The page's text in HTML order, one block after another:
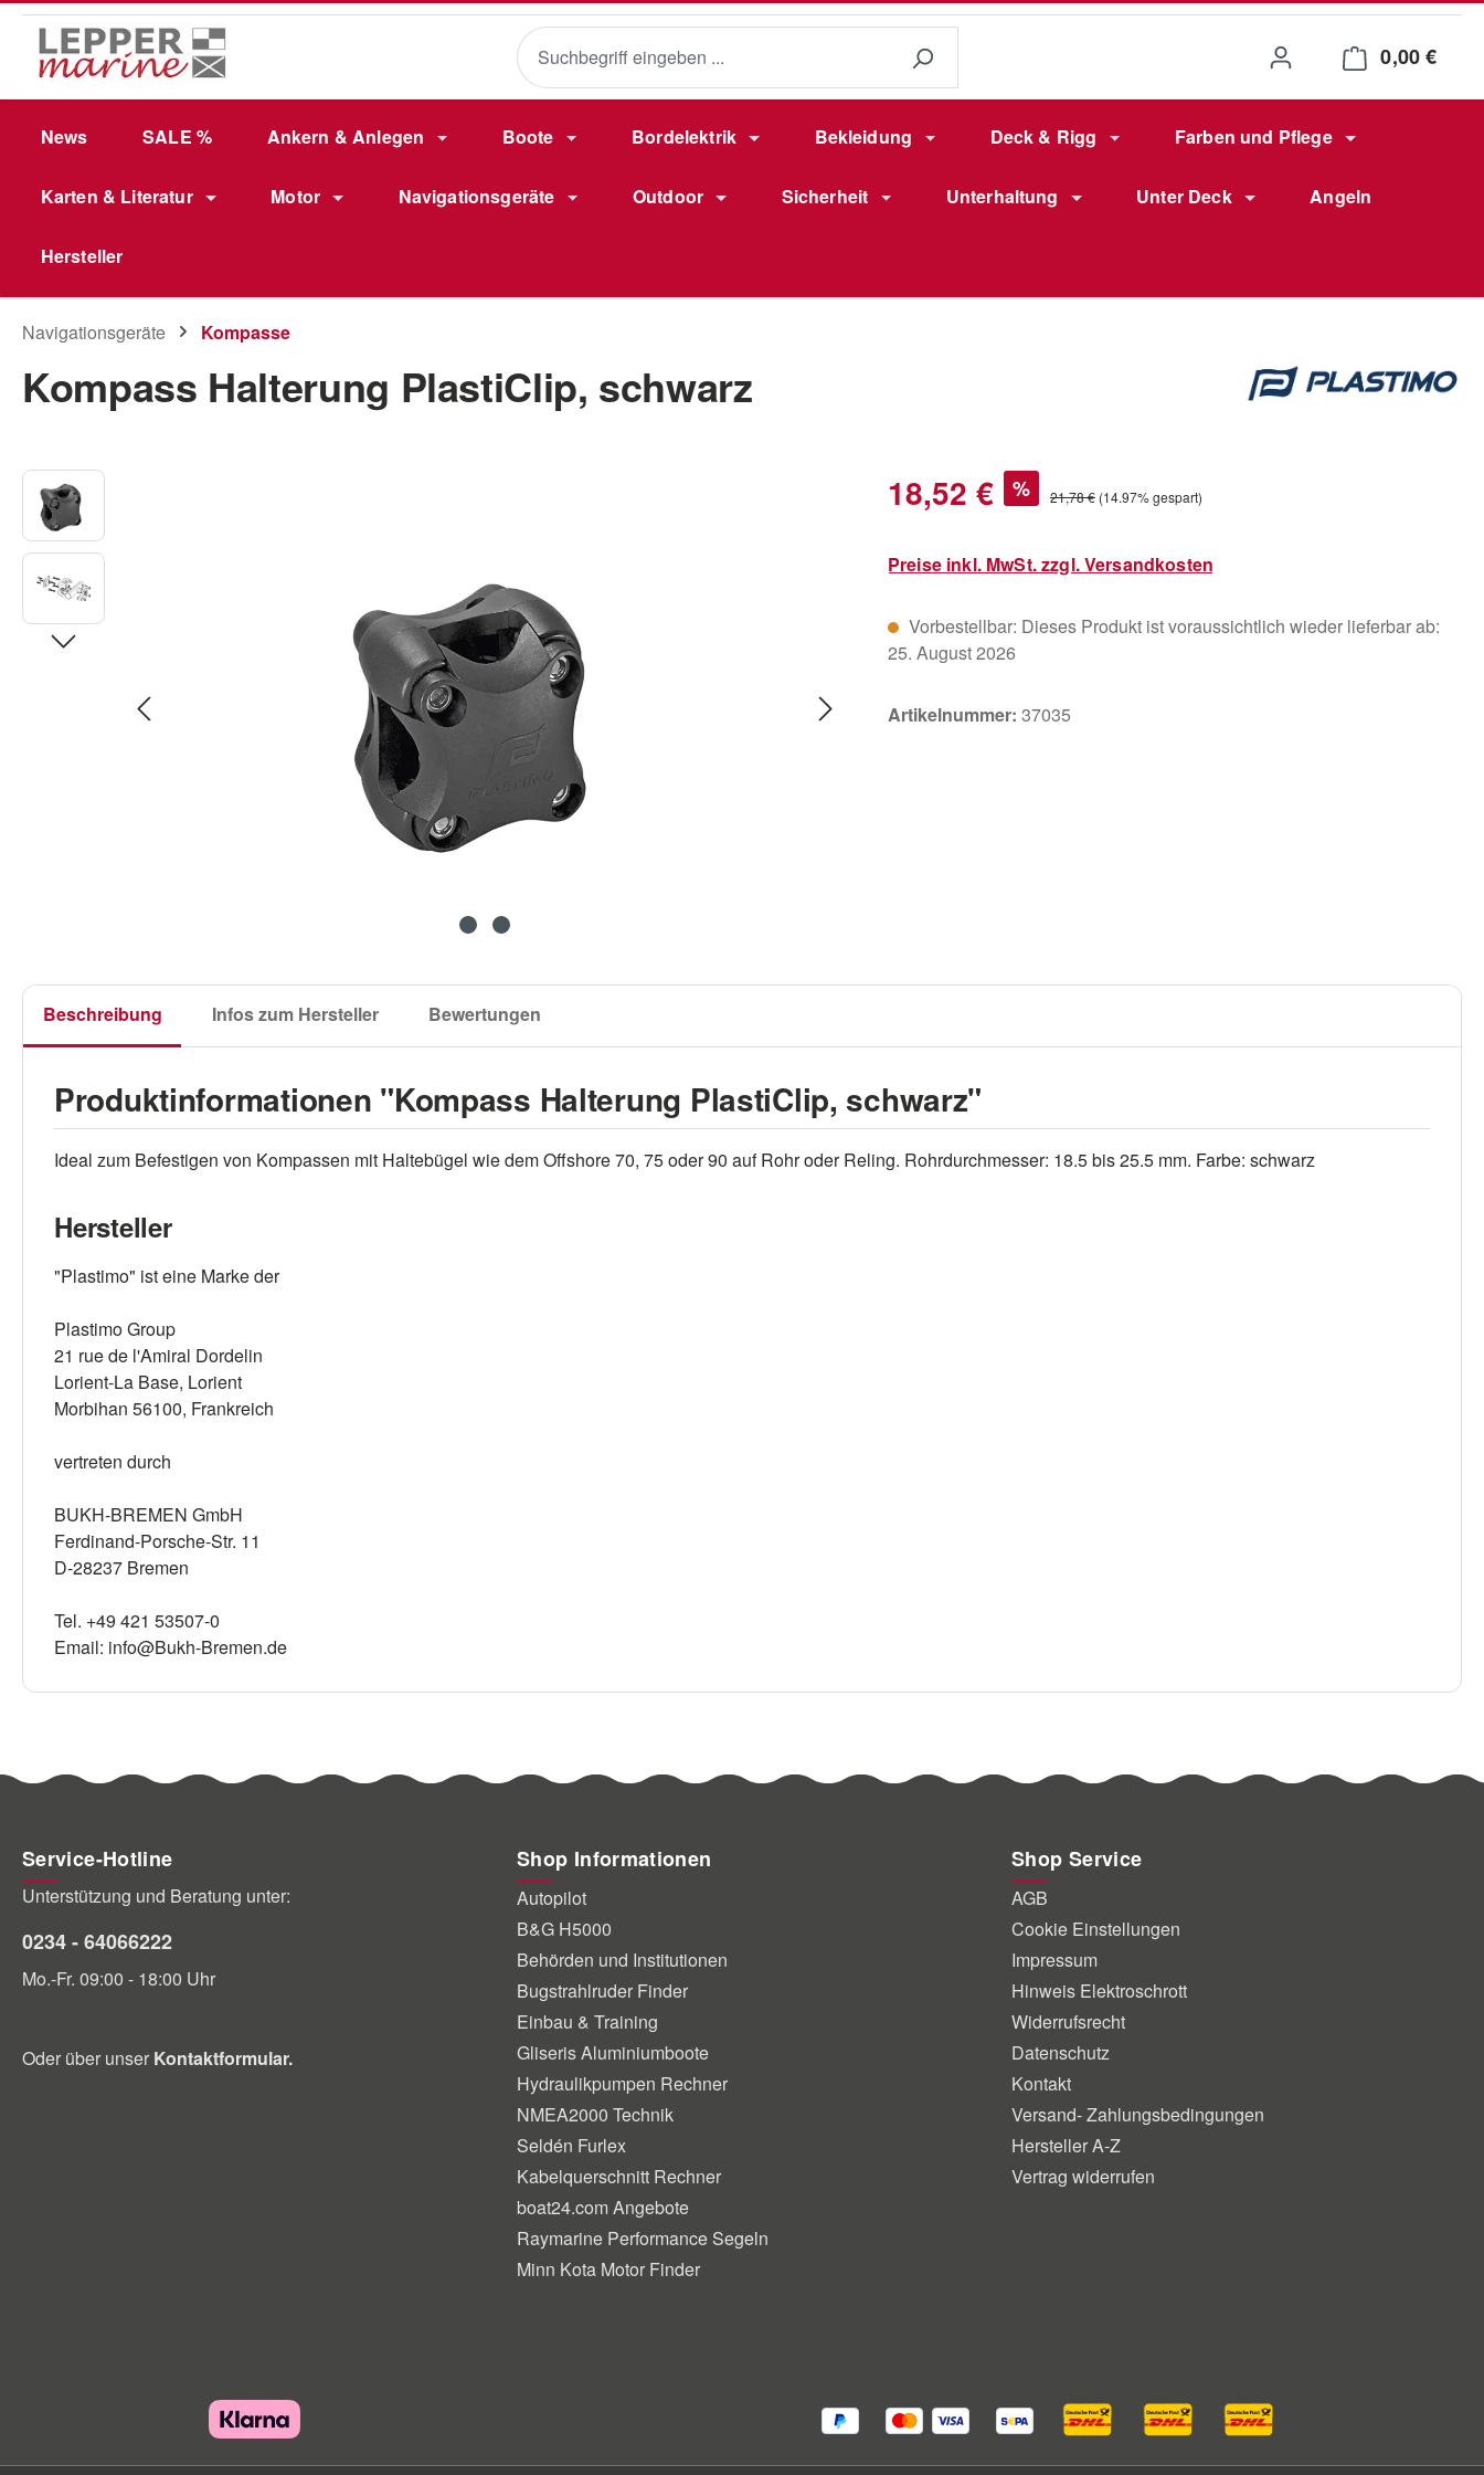
Hauptinhalt springen
Zur Suche springen
Zur Hauptnavigation springen
0,00 €
News SALE % Ankern & Anlegen Boote Bordelektrik Bekleidung Deck & Rigg Farben und Pflege
Karten & Literatur Motor Navigationsgeräte Outdoor Sicherheit Unterhaltung Unter Deck Angeln
Hersteller
Navigationsgeräte Kompasse
Kompass Halterung PlastiClip, schwarz
Bildergalerie überspringen Verkaufspreis:
18,52 € % Regulärer Preis:
21,78 € (14.97% gespart)
Preise inkl. MwSt. zzgl. Versandkosten
Vorbestellbar: Dieses Produkt ist voraussichtlich wieder lieferbar ab:
25. August 2026
Artikelnummer: 37035
Beschreibung Infos zum Hersteller Bewertungen
Produktinformationen "Kompass Halterung PlastiClip, schwarz"
Ideal zum Befestigen von Kompassen mit Haltebügel wie dem Offshore 70, 75 oder 90 auf Rohr oder Reling. Rohrdurchmesser: 18.5 bis 25.5 mm. Farbe: schwarz
Hersteller
"Plastimo" ist eine Marke der
Plastimo Group
21 rue de l'Amiral Dordelin
Lorient-La Base, Lorient
Morbihan 56100, Frankreich
vertreten durch
BUKH-BREMEN GmbH
Ferdinand-Porsche-Str. 11
D-28237 Bremen
Tel. +49 421 53507-0
Email: info@Bukh-Bremen.de
Service-Hotline
Unterstützung und Beratung unter:
0234 - 64066222
Mo.-Fr. 09:00 - 18:00 Uhr
Oder über unser Kontaktformular.
Shop Informationen
Autopilot
B&G H5000
Behörden und Institutionen
Bugstrahlruder Finder
Einbau & Training
Gliseris Aluminiumboote
Hydraulikpumpen Rechner
NMEA2000 Technik
Seldén Furlex
Kabelquerschnitt Rechner
boat24.com Angebote
Raymarine Performance Segeln
Minn Kota Motor Finder
Shop Service
AGB
Cookie Einstellungen
Impressum
Hinweis Elektroschrott
Widerrufsrecht
Datenschutz
Kontakt
Versand- Zahlungsbedingungen
Hersteller A-Z
Vertrag widerrufen